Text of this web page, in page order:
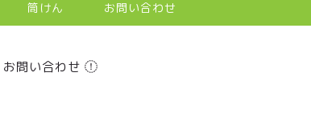
筒けん お問い合わせ
お問い合わせ